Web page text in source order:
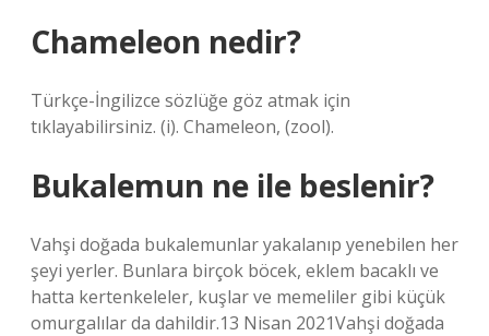
Chameleon nedir?
Türkçe-İngilizce sözlüğe göz atmak için
tıklayabilirsiniz. (i). Chameleon, (zool).
Bukalemun ne ile beslenir?
Vahşi doğada bukalemunlar yakalanıp yenebilen her
şeyi yerler. Bunlara birçok böcek, eklem bacaklı ve
hatta kertenkeleler, kuşlar ve memeliler gibi küçük
omurgalılar da dahildir.13 Nisan 2021Vahşi doğada